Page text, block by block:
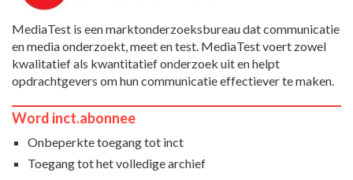
MediaTest is een marktonderzoeksbureau dat communicatie
en media onderzoekt, meet en test. MediaTest voert zowel
kwalitatief als kwantitatief onderzoek uit en helpt
opdrachtgevers om hun communicatie effectiever te maken.
Word inct.abonnee
Onbeperkte toegang tot inct
Toegang tot het volledige archief